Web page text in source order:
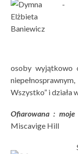
osoby wyjątkowo
Wszystko” i działa
Ofiarowana : moje
Miscavige Hill